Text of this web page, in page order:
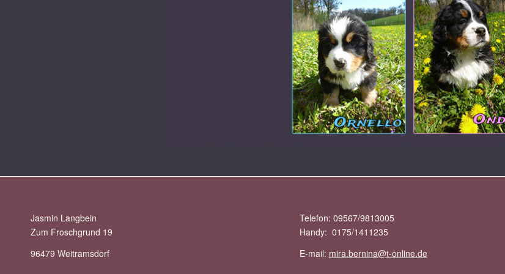
Jasmin Langbein
Zum Froschgrund 19
96479 Weitramsdorf
Telefon: 09567/9813005
Handy: 0175/1411235
E-mail: mira.bernina@t-online.de